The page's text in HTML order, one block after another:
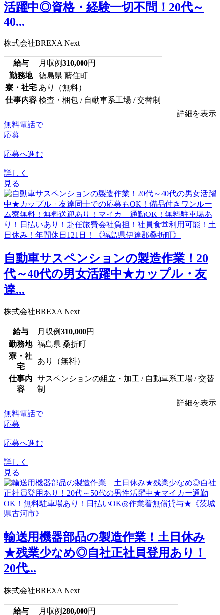
活躍中◎資格・経験一切不問！20代～
40...
株式会社BREXA Next
給与 月収例310,000円
勤務地
徳島県 藍住町
寮・社宅 あり（無料）
仕事内容 検査・梱包 / 自動車系工場 / 交替制
詳細を表示
無料電話で
応募
応募へ進む
詳しく
見る
自動車サスペンションの製造作業！20
代～40代の男女活躍中★カップル・友
達...
株式会社BREXA Next
給与 月収例310,000円
勤務地
福島県 桑折町
寮・社
宅
あり（無料）
仕事内
容
サスペンションの組立・加工 / 自動車系工場 / 交替
制
詳細を表示
無料電話で
応募
応募へ進む
詳しく
見る
輸送用機器部品の製造作業！土日休み
★残業少なめ◎自社正社員登用あり！
20代...
株式会社BREXA Next
給与 月収例280,000円